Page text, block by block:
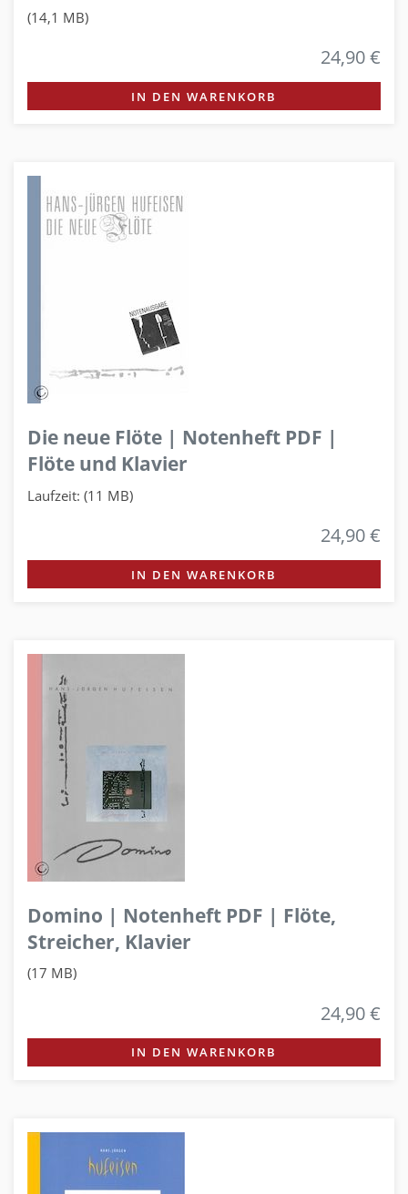
(14,1 MB)
24,90 €
IN DEN WARENKORB
Die neue Flöte | Notenheft PDF |
Flöte und Klavier
Laufzeit: (11 MB)
24,90 €
IN DEN WARENKORB
Domino | Notenheft PDF | Flöte,
Streicher, Klavier
(17 MB)
24,90 €
IN DEN WARENKORB